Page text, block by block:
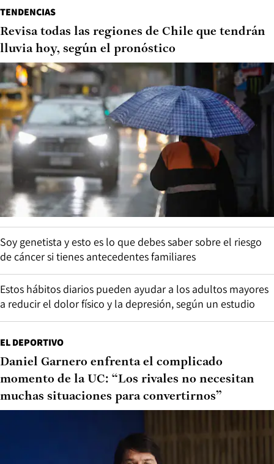
TENDENCIAS
Revisa todas las regiones de Chile que tendrán
lluvia hoy, según el pronóstico
Soy genetista y esto es lo que debes saber sobre el riesgo
de cáncer si tienes antecedentes familiares
Estos hábitos diarios pueden ayudar a los adultos mayores
a reducir el dolor físico y la depresión, según un estudio
EL DEPORTIVO
Daniel Garnero enfrenta el complicado
momento de la UC: “Los rivales no necesitan
muchas situaciones para convertirnos”